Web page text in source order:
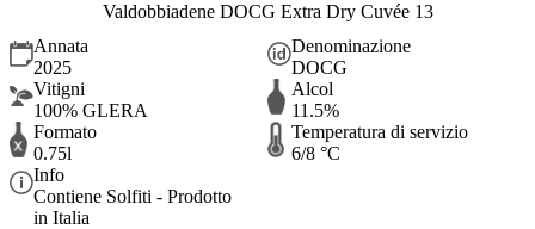
Valdobbiadene DOCG Extra Dry Cuvée 13
Annata
2025
Denominazione
DOCG
Vitigni
100% GLERA
Alcol
11.5%
Formato
0.75l
Temperatura di servizio
6/8 °C
Info
Contiene Solfiti - Prodotto
in Italia